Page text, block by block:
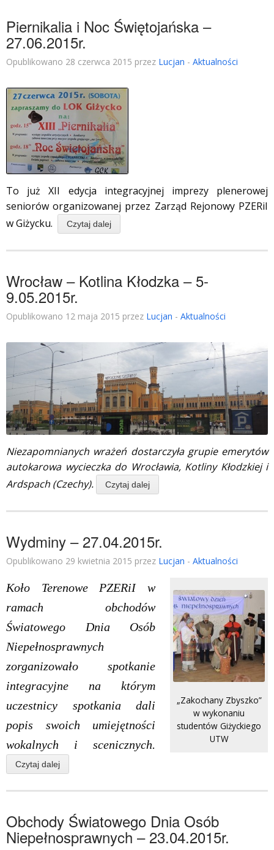
Piernikalia i Noc Świętojańska –
27.06.2015r.
Opublikowano 28 czerwca 2015 przez Lucjan - Aktualności
To już XII edycja integracyjnej imprezy plenerowej
seniorów organizowanej przez Zarząd Rejonowy PZERiI
w Giżycku.
Czytaj dalej
Wrocław – Kotlina Kłodzka – 5-
9.05.2015r.
Opublikowano 12 maja 2015 przez Lucjan - Aktualności
Niezapomnianych wrażeń dostarczyła grupie emerytów
autokarowa wycieczka do Wrocławia, Kotliny Kłodzkiej i
Ardspach (Czechy).
Czytaj dalej
Wydminy – 27.04.2015r.
Opublikowano 29 kwietnia 2015 przez Lucjan - Aktualności
„Zakochany Zbyszko”
w wykonaniu
studentów Giżyckiego
UTW
Koło Terenowe PZERiI w
ramach obchodów
Światowego Dnia Osób
Niepełnosprawnych
zorganizowało spotkanie
integracyjne na którym
uczestnicy spotkania dali
popis swoich umiejętności
wokalnych i scenicznych.
Czytaj dalej
Obchody Światowego Dnia Osób
Niepełnosprawnych – 23.04.2015r.